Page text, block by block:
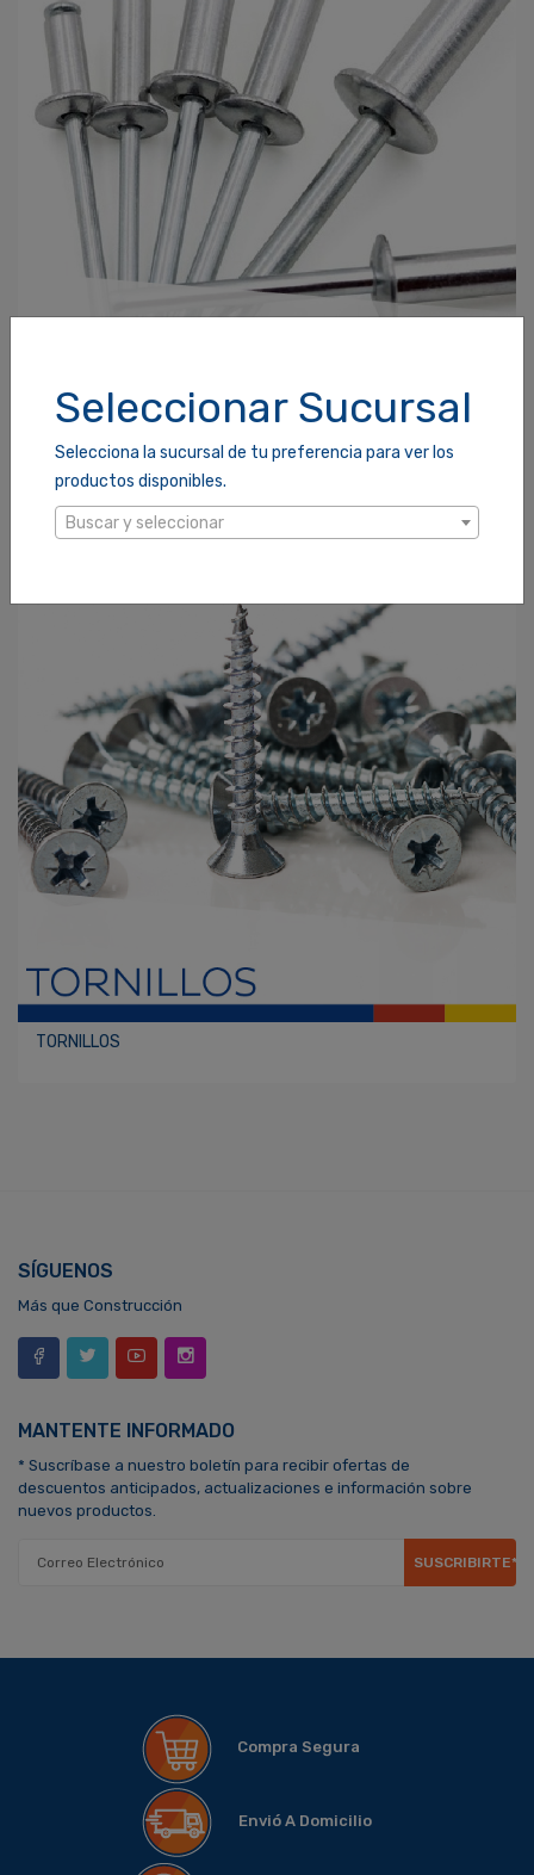
Seleccionar Sucursal
Selecciona la sucursal de tu preferencia para ver los
productos disponibles.
Buscar y seleccionar
REMACHES
TORNILLOS
SÍGUENOS
Más que Construcción
MANTENTE INFORMADO
* Suscríbase a nuestro boletín para recibir ofertas de
descuentos anticipados, actualizaciones e información sobre
nuevos productos.
SUSCRIBIRTE*
Compra Segura
Envió A Domicilio